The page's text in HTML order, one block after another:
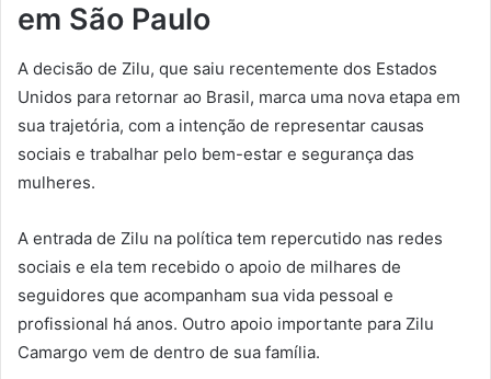
em São Paulo
A decisão de Zilu, que saiu recentemente dos Estados
Unidos para retornar ao Brasil, marca uma nova etapa em
sua trajetória, com a intenção de representar causas
sociais e trabalhar pelo bem-estar e segurança das
mulheres.
A entrada de Zilu na política tem repercutido nas redes
sociais e ela tem recebido o apoio de milhares de
seguidores que acompanham sua vida pessoal e
profissional há anos. Outro apoio importante para Zilu
Camargo vem de dentro de sua família.